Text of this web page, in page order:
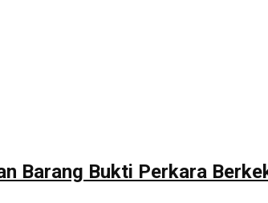
Barang Bukti Perkara